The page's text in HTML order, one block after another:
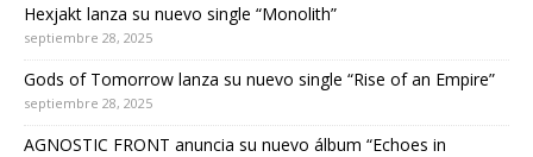
Hexjakt lanza su nuevo single “Monolith”
septiembre 28, 2025
Gods of Tomorrow lanza su nuevo single “Rise of an Empire”
septiembre 28, 2025
AGNOSTIC FRONT anuncia su nuevo álbum “Echoes in